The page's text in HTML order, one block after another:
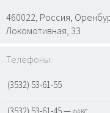
460022, Россия,
Локомотивная, 33
Телефоны:
(3532) 53-61-55